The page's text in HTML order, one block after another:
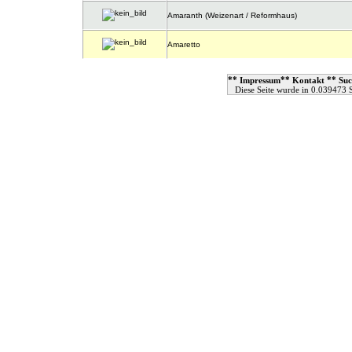
Amaranth (Weizenart / Reformhaus)
Amaretto
** Impressum** Kontakt **
Diese Seite wurde in 0.039473